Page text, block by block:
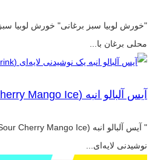
"خورش لوبیا سبز برغانی" خورش لوبیا
محلی برغان با...
آیس آلبالو انبه (Sour Cherry Mango Ice)
نوشیدنی لایه‌ای...